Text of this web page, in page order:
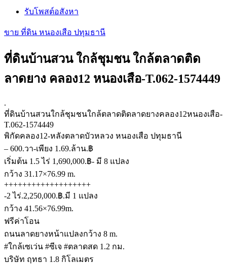
รับโพสต์อสังหา
ขาย ที่ดิน หนองเสือ ปทุมธานี
ที่ดินบ้านสวน ใกล้ชุมชน ใกล้ตลาดติด
ลาดยาง คลอง12 หนองเสือ-T.062-1574449
.
ที่ดินบ้านสวนใกล้ชุมชนใกล้ตลาดติดลาดยางคลอง12หนองเสือ-
T.062-1574449
พิกัดคลอง12-หลังตลาดบัวหลวง หนองเสือ ปทุมธานี
– 600.วา-เพียง 1.69.ล้าน.฿
เริ่มต้น 1.5 ไร่ 1,690,000.฿- มี 8 แปลง
กว้าง 31.17×76.99 m.
+++++++++++++++++++
-2 ไร่.2,250,000.฿.มี 1 แปลง
กว้าง 41.56×76.99m.
ฟรีค่าโอน
ถนนลาดยางหน้าแปลงกว้าง 8 m.
#ใกล้เซเว่น #ซีเจ #ตลาดสด 1.2 กม.
บริษัท ฤทธา 1.8 กิโลเมตร